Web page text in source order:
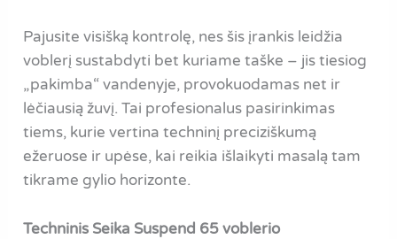
Pajusite visišką kontrolę, nes šis įrankis leidžia
voblerį sustabdyti bet kuriame taške – jis tiesiog
„pakimba“ vandenyje, provokuodamas net ir
lėčiausią žuvį. Tai profesionalus pasirinkimas
tiems, kurie vertina techninį preciziškumą
ežeruose ir upėse, kai reikia išlaikyti masalą tam
tikrame gylio horizonte.
Techninis Seika Suspend 65 voblerio